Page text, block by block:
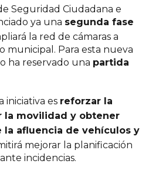
Seguridad Ciudadana e
ya una segunda fase
la red de cámaras a
municipal. Para esta nueva
ha reservado una partida
iniciativa es reforzar la
la movilidad y obtener
la afluencia de vehículos y
mejorar la planificación
incidencias.